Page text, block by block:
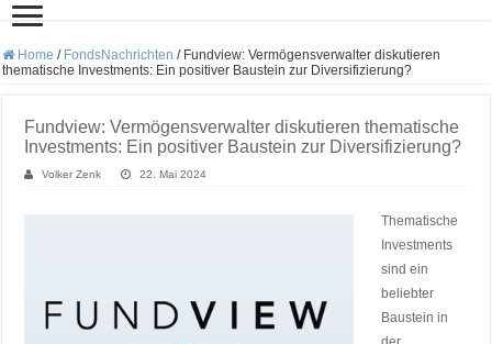
Home / FondsNachrichten / Fundview: Vermögensverwalter diskutieren
thematische Investments: Ein positiver Baustein zur Diversifizierung?
Fundview: Vermögensverwalter diskutieren thematische
Investments: Ein positiver Baustein zur Diversifizierung?
Volker Zenk 22. Mai 2024
Thematische
Investments
sind ein
beliebter
Baustein in